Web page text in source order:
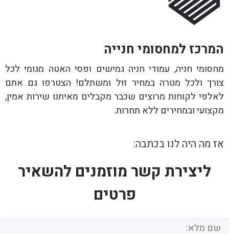
המרכז למחסומי חנייה
מחסומי חניה, עמודי חניה גמישים ופסי האטה מגומי לכל
צורך ולכל מטרה במחיר זול ומשתלם! הצטרפו גם אתם
לאלפי לקוחות מרוצים שכבר מקבלים מאיתנו שירות אמין,
מקצועי ובמחירים ללא תחרות.
אז מה היה לנו בכתבה:
ליצירת קשר מוזמנים להשאיר
פרטים